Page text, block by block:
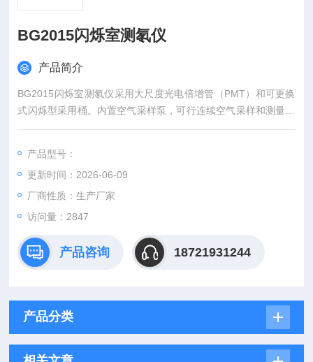
BG2015闪烁室测氡仪
产品简介
BG2015闪烁室测氡仪采用大尺度光电倍增管（PMT）和可更换
式闪烁型采用桶。内置空气采样泵，可行连续空气采样和测量。
仪器采用32位嵌入式ARM处理器作为数据处理单元，大屏幕彩色
能，兼容中国地震局数字化地震前兆台网通信协议，具有WEB服
务器、FTP服务器及SOCKET服务器等功能。产品广泛应用可广
泛应用于环境监测、地震监测、建筑工程、矿产工程、
产品型号：
更新时间：2026-06-09
厂商性质：生产厂家
访问量：2847
产品咨询 18721931244
产品分类